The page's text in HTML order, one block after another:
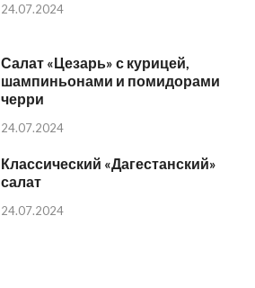
24.07.2024
Салат «Цезарь» с курицей,
шампиньонами и помидорами
черри
24.07.2024
Классический «Дагестанский»
салат
24.07.2024